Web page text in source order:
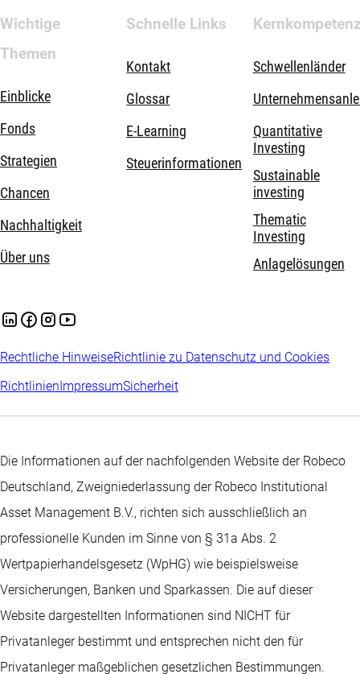
Wichtige
Themen
Einblicke
Fonds
Strategien
Chancen
Nachhaltigkeit
Über uns
Schnelle Links
Kontakt
Glossar
E-Learning
Steuerinformationen
Schwellenländer
Quantitative
Investing
Sustainable
investing
Thematic
Investing
Anlagelösungen
Rechtliche HinweiseRichtlinie zu Datenschutz und Cookies
RichtlinienImpressumSicherheit
Die Informationen auf der nachfolgenden Website der Robeco
Deutschland, Zweigniederlassung der Robeco Institutional
Asset Management B.V., richten sich ausschließlich an
professionelle Kunden im Sinne von § 31a Abs. 2
Wertpapierhandelsgesetz (WpHG) wie beispielsweise
Versicherungen, Banken und Sparkassen. Die auf dieser
Website dargestellten Informationen sind NICHT für
Privatanleger bestimmt und entsprechen nicht den für
Privatanleger maßgeblichen gesetzlichen Bestimmungen.